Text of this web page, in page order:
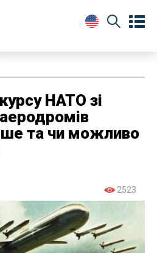
НАТО зі
та чи можливо
2523